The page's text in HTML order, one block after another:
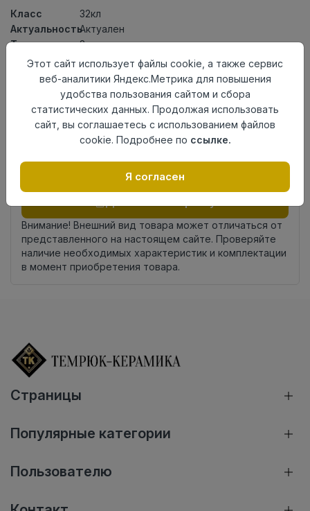
Класс
32кл
АктуальностьАктуален
Толщина
8мм
Размер
доски
1380×193мм
Теплый пол
до +27 градусов
Фаска
4V
Замок
UNICLIC
Россия
Внимание! Внешний вид товара может отличаться от
представленного на настоящем сайте. Проверяйте
наличие необходимых характеристик и комплектации
в момент приобретения товара.
Страницы
Популярные категории
Пользователю
Этот сайт использует файлы cookie, а также сервис
веб-аналитики Яндекс.Метрика для повышения
удобства пользования сайтом и сбора
статистических данных. Продолжая использовать
сайт, вы соглашаетесь с использованием файлов
cookie. Подробнее по ссылке.
Я согласен